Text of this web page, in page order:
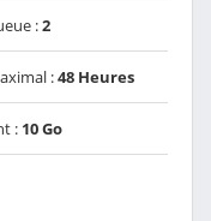
:2
:48 Heures
: 10 Go